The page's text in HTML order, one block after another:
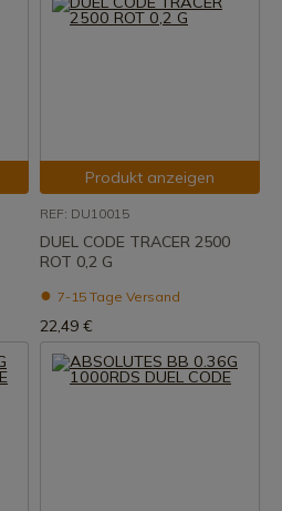
Produkt anzeigen
REF: DU10015
DUEL CODE TRACER 2500
ROT 0,2 G
7-15 Tage Versand
22,49 €